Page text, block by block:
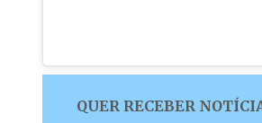
QUER RECEBER